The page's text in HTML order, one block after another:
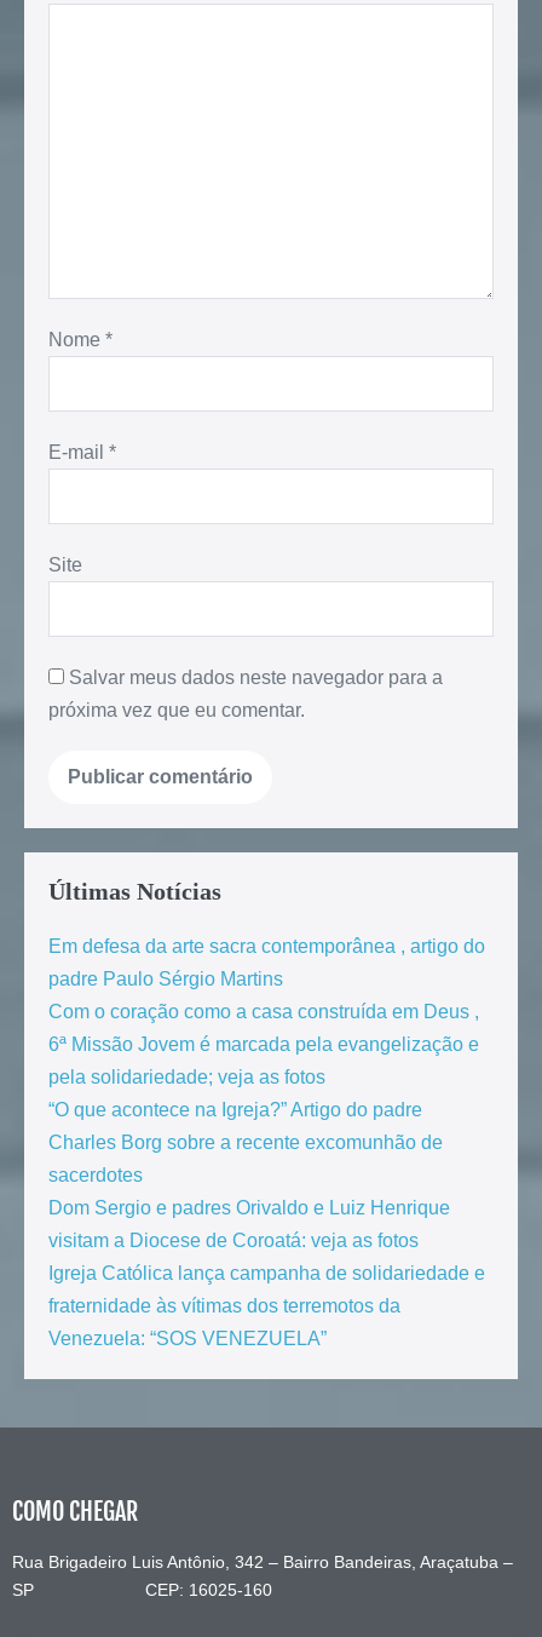
Nome *
E-mail *
Site
Salvar meus dados neste navegador para a
próxima vez que eu comentar.
Últimas Notícias
Em defesa da arte sacra contemporânea , artigo do
padre Paulo Sérgio Martins
Com o coração como a casa construída em Deus ,
6ª Missão Jovem é marcada pela evangelização e
pela solidariedade; veja as fotos
“O que acontece na Igreja?” Artigo do padre
Charles Borg sobre a recente excomunhão de
sacerdotes
Dom Sergio e padres Orivaldo e Luiz Henrique
visitam a Diocese de Coroatá: veja as fotos
Igreja Católica lança campanha de solidariedade e
fraternidade às vítimas dos terremotos da
Venezuela: “SOS VENEZUELA”
COMO CHEGAR
Rua Brigadeiro Luis Antônio, 342 – Bairro Bandeiras, Araçatuba –
SP CEP: 16025-160